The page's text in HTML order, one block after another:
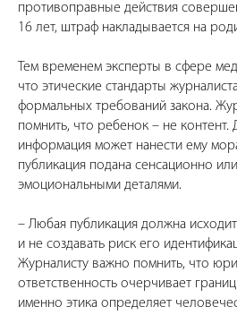
противоправные действия
16 лет, штраф накладывается на
Тем временем эксперты в сфере
что этические стандарты
формальных требований закона.
помнить, что ребенок – не
информация может нанести ему
публикация подана сенсационно
эмоциональными деталями.
– Любая публикация должна
и не создавать риск его
Журналисту важно помнить, что
ответственность очерчивает
именно этика определяет